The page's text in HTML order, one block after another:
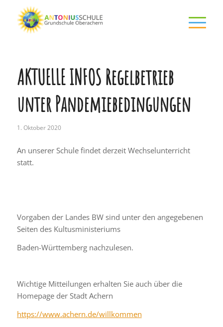
AKTUELLE INFOS Regelbetrieb
unter Pandemiebedingungen
1. Oktober 2020
An unserer Schule findet derzeit Wechselunterricht
statt.
Vorgaben der Landes BW sind unter den angegebenen
Seiten des Kultusministeriums
Baden-Württemberg nachzulesen.
Wichtige Mitteilungen erhalten Sie auch über die
Homepage der Stadt Achern
https://www.achern.de/willkommen